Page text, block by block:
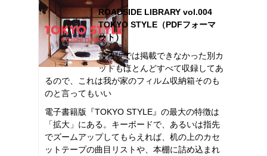
ROADSIDE LIBRARY vol.004
TOKYO STYLE（PDFフォーマ
ット）
書籍版では掲載できなかった別カ
ットもほとんどすべて収録してあ
るので、これは我が家のフィルム収納箱そのも
のと言ってもいい
電子書籍版『TOKYO STYLE』の最大の特徴は
「拡大」にある。キーボードで、あるいは指先
でズームアップしてもらえれば、机の上のカセ
ットテープの曲目リストや、本棚に詰め込まれ